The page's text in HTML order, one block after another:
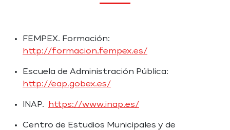
FEMPEX. Formación:
http://formacion.fempex.es/
Escuela de Administración Pública:
http://eap.gobex.es/
INAP. https://www.inap.es/
Centro de Estudios Municipales y de